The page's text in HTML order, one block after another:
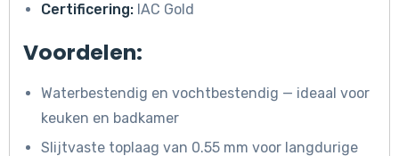
Certificering: IAC Gold
Voordelen:
Waterbestendig en vochtbestendig — ideaal voor
keuken en badkamer
Slijtvaste toplaag van 0.55 mm voor langdurige